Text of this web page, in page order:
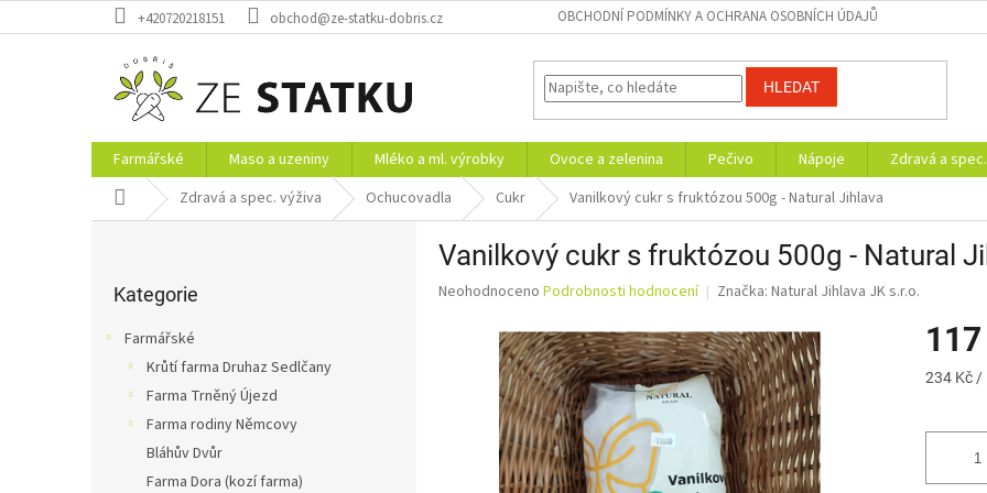
na
+420720218151 obchod@ze-statku-dobris.cz OBCHODNÍ PODMÍNKY A OCHRANA OSOBNÍCH ÚDAJŮ
HLEDAT
Farmářské Maso a uzeniny Mléko a ml. výrobky Ovoce a zelenina Pečivo Nápoje Zdravá a
Domů Zdravá a spec. výživa Ochucovadla Cukr Vanilkový cukr s fruktózou 500g - Natural Jihlava
kategorie
Kategorie
Farmářské
Krůtí farma Druhaz Sedlčany
Farma Trněný Újezd
Farma rodiny Němcovy
Bláhův Dvůr
Farma Dora (kozí farma)
Vanilkový cukr s fruktózou 500g - Natural
Průměrné
hvězdiček.
Neohodnoceno Podrobnosti hodnocení Značka: Natural Jihlava JK s.r.o.
Měrná
234 Kč /